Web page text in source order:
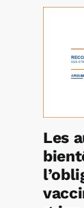
Les